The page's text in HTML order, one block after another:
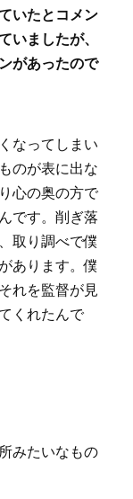
いたとコメン
いましたが、
があったので
なってしまい
のが表に出な
心の奥の方で
です。削ぎ落
取り調べで僕
あります。僕
れを監督が見
くれたんで
みたいなもの